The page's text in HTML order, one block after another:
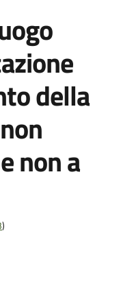
della
non a
)